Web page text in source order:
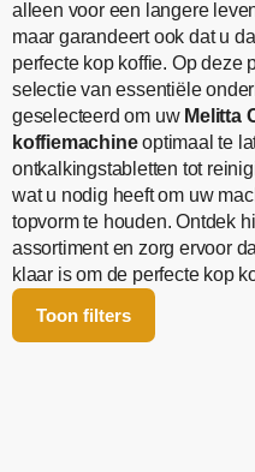
alleen voor een langere
maar garandeert ook dat u
perfecte kop koffie. Op deze
selectie van essentiële
geselecteerd om uw Melitta
koffiemachineoptimaal te
ontkalkingstabletten tot
wat u nodig heeft om uw
topvorm te houden. Ontdek
assortiment en zorg ervoor
klaar is om de perfecte kop
Toon filters